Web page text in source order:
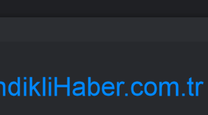
Çalışmaları Sürüyor